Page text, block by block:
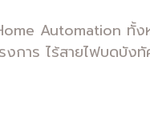
Automation ทั้ง
งการ ไร้สายไฟบดบัง